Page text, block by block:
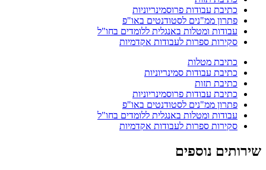
כתיבת עבודות פרוסמינריוניות
פתרון ממ"נים לסטודנטים באו"פ
עבודות ומטלות באנגלית ללומדים בחו"ל
סקירות ספרות לעבודות אקדמיות
כתיבת מטלות
כתיבת עבודות סמינריוניות
כתיבת תזות
כתיבת עבודות פרוסמינריוניות
פתרון ממ"נים לסטודנטים באו"פ
עבודות ומטלות באנגלית ללומדים בחו"ל
סקירות ספרות לעבודות אקדמיות
שירותים נוספים